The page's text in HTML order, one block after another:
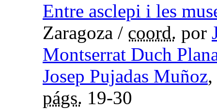
Entre asclepi i les
Zaragoza / coord. por
Montserrat Duch
Josep Pujadas Muñoz
págs. 19-30